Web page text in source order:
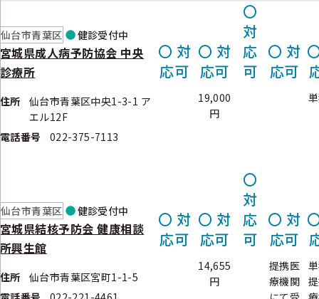
仙台市青葉区 健診受付中
宮城県成人病予防協会 中央
診療所
住所
仙台市青葉区中央1-3-1 ア
エル12F
電話番号
022-375-7113
〇 対
応可
〇 対
応可
19,000
円
〇
対
応
可
〇 対
応可
仙台市青葉区 健診受付中
宮城県結核予防会 健康相談
所興生館
住所
仙台市青葉区宮町1-1-5
〇 対
応可
〇 対
応可
14,655
円
〇
対
応
可
〇 対
応可
提携医
療機関